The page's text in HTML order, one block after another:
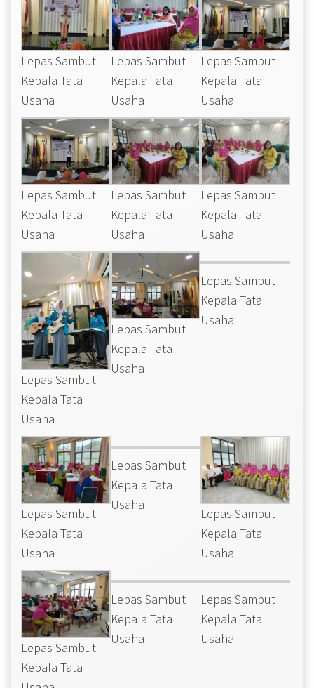
Lepas Sambut
Kepala Tata
Usaha
Lepas Sambut
Kepala Tata
Usaha
Lepas Sambut
Kepala Tata
Usaha
Lepas Sambut
Kepala Tata
Usaha
Lepas Sambut
Kepala Tata
Usaha
Lepas Sambut
Kepala Tata
Usaha
Lepas Sambut
Kepala Tata
Usaha
Lepas Sambut
Kepala Tata
Usaha
Lepas Sambut
Kepala Tata
Usaha
Lepas Sambut
Kepala Tata
Usaha
Lepas Sambut
Kepala Tata
Usaha
Lepas Sambut
Kepala Tata
Usaha
Lepas Sambut
Kepala Tata
Lepas Sambut
Kepala Tata
Usaha
Lepas Sambut
Kepala Tata
Usaha